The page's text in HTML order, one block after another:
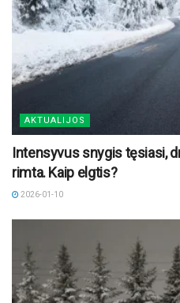
AKTUALIJOS
Intensyvus snygis tęsiasi,
rimta. Kaip elgtis?
2026-01-10